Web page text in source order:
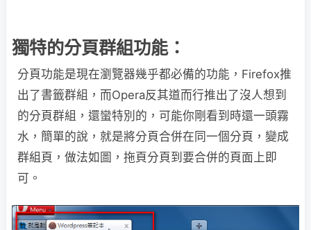
獨特的分頁群組功能：
分頁功能是現在瀏覽器幾乎都必備的功能，Firefox推
出了書籤群組，而Opera反其道而行推出了沒人想到
的分頁群組，還蠻特別的，可能你剛看到時還一頭霧
水，簡單的說，就是將分頁合併在同一個分頁，變成
群組頁，做法如圖，拖頁分頁到要合併的頁面上即
可。